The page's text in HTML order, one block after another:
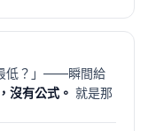
低？」——瞬間給
沒有公式。 就是那